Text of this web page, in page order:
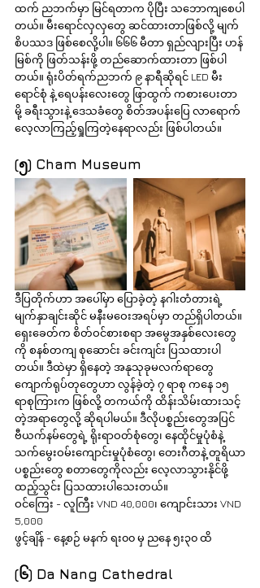
ထက် ညဘက်မှာ မြင်ရတာက ပိုပြီး သဘောကျစေပါ
တယ်။ မီးရောင်လှလှတွေ ဆင်ထားတာဖြစ်လို့ မျက်
စိပဿဒ ဖြစ်စေလို့ပါ။ ၆၆၆ မီတာ ရှည်လျားပြီး ဟန်
မြစ်ကို ဖြတ်သန်းဖို့ တည်ဆောက်ထားတာ ဖြစ်ပါ
တယ်။ ရုံးပိတ်ရက်ညဘက် ၉ နာရီဆိုရင် LED မီး
ရောင်စုံ နဲ့ ရေပန်းလေးတွေ ဖြာထွက် ကစားပေးတာ
မို့ ခရီးသွားနဲ့ ဒေသခံတွေ စိတ်အပန်းပြေ လာရောက်
လေ့လာကြည့်ရှုကြတဲ့နေရာလည်း ဖြစ်ပါတယ်။
(၅) Cham Museum
ဒီပြတိုက်ဟာ အပေါ်မှာ ပြောခဲ့တဲ့ နဂါးတံတားရဲ့
မျက်နှာချင်းဆိုင် မနီးမဝေးအရပ်မှာ တည်ရှိပါတယ်။
ရှေးခေတ်က စိတ်ဝင်စားစရာ အမွေအနှစ်လေးတွေ
ကို စနစ်တကျ စုဆောင်း ခင်းကျင်း ပြသထားပါ
တယ်။ ဒီထဲမှာ ရှိနေတဲ့ အနုသုခုမလက်ရာတွေ
ကျောက်ရုပ်တုတွေဟာ လွန်ခဲ့တဲ့ ၇ ရာစု ကနေ ၁၅
ရာစုကြားက ဖြစ်လို့ တကယ်ကို ထိန်းသိမ်းထားသင့်
တဲ့အရာတွေလို့ ဆိုရပါမယ်။ ဒီလိုပစ္စည်းတွေအပြင်
ဗီယက်နမ်တွေရဲ့ ရိုးရာဝတ်စုံတွေ၊ နေထိုင်မှုပုံစံနဲ့
သက်မွေးဝမ်းကျောင်းမှုပုံစံတွေ၊ တေးဂီတနဲ့ တူရိယာ
ပစ္စည်းတွေ စတာတွေကိုလည်း လေ့လာသွားနိုင်ဖို့
ထည့်သွင်း ပြသထားပါသေးတယ်။
ဝင်ကြေး - လူကြီး VND 40,000၊ ကျောင်းသား VND
5,000
ဖွင့်ချိန် - နေ့စဉ် မနက် ရး၀၀ မှ ညနေ ၅း၃၀ ထိ
(၆) Da Nang Cathedral